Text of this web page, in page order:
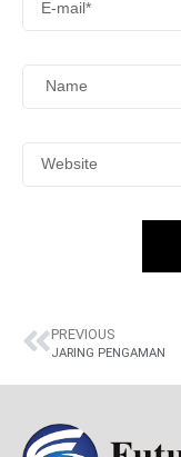
PREVIOUS
JARING PENGAMAN